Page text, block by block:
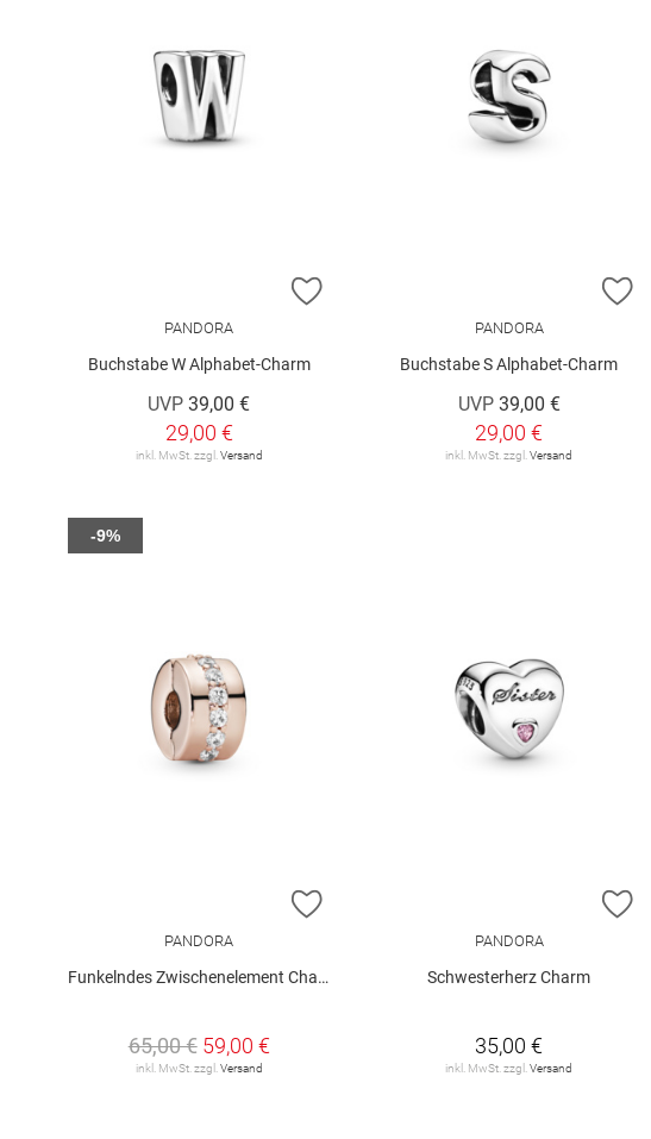
ZUR WUNSCHLISTE HINZUFÜGEN
PANDORA
Buchstabe W Alphabet-Charm
UVP 39,00 €
29,00 €
inkl. MwSt. zzgl. Versand
PANDORA
Buchstabe S Alphabet-Charm
UVP 39,00 €
29,00 €
inkl. MwSt. zzgl.Versand
ZUR WUNSCHLISTE HINZUFÜGEN
PANDORA
Funkelndes Zwischenelement Charm
65,00 € 59,00 €
inkl. MwSt. zzgl. Versand
-9%
PANDORA
Schwesterherz Charm
35,00 €
inkl. MwSt. zzgl.Versand